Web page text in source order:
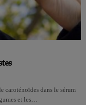
caroténoïdes dans le sérum
et les…